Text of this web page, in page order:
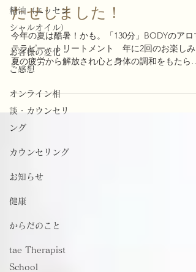
精油（エッセン
シャルオイル）
お客様の変化・
ご感想
オンライン相
談・カウンセリ
ング
カウンセリング
お知らせ
健康
からだのこと
tae Therapist
School
たせしました！
今年の夏は酷暑！かも。「130分」BODYのアロマ
テラピー・トリートメント 年に2回のお楽しみ
夏の疲労から解放され心と身体の調和をもたらす
香りのトリートメント 7月5日~8月15日ぜひご利
用ください。